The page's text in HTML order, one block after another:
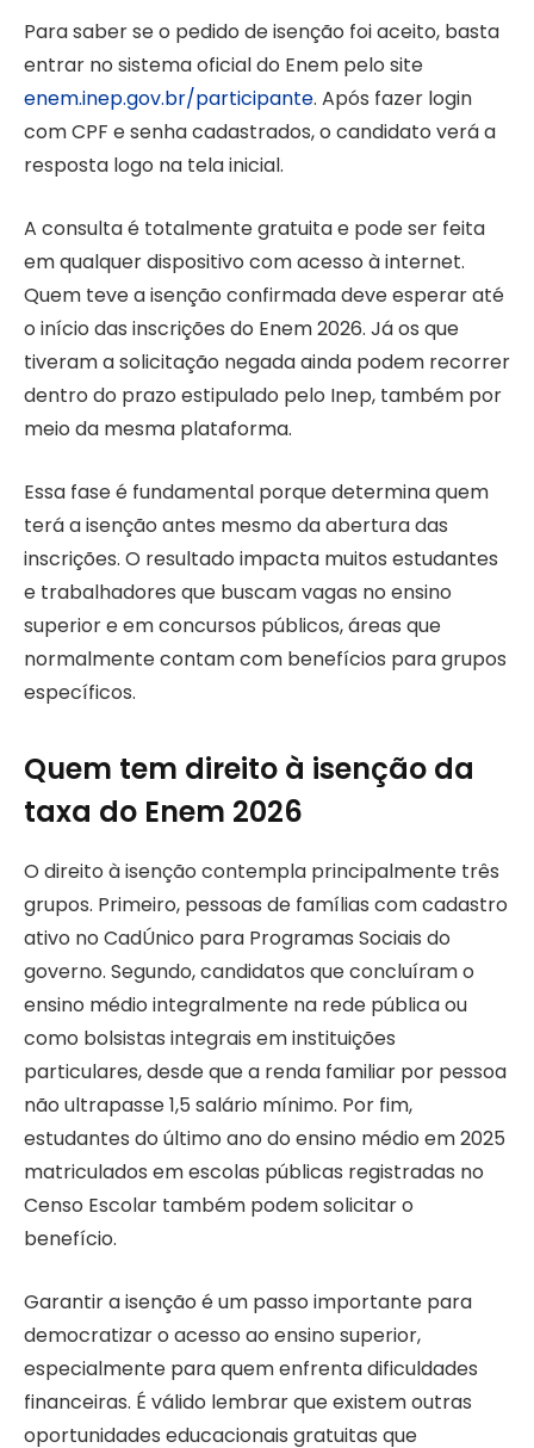
Para saber se o pedido de isenção foi aceito, basta
entrar no sistema oficial do Enem pelo site
enem.inep.gov.br/participante. Após fazer login
com CPF e senha cadastrados, o candidato verá a
resposta logo na tela inicial.
A consulta é totalmente gratuita e pode ser feita
em qualquer dispositivo com acesso à internet.
Quem teve a isenção confirmada deve esperar até
o início das inscrições do Enem 2026. Já os que
tiveram a solicitação negada ainda podem recorrer
dentro do prazo estipulado pelo Inep, também por
meio da mesma plataforma.
Essa fase é fundamental porque determina quem
terá a isenção antes mesmo da abertura das
inscrições. O resultado impacta muitos estudantes
e trabalhadores que buscam vagas no ensino
superior e em concursos públicos, áreas que
normalmente contam com benefícios para grupos
específicos.
Quem tem direito à isenção da
taxa do Enem 2026
O direito à isenção contempla principalmente três
grupos. Primeiro, pessoas de famílias com cadastro
ativo no CadÚnico para Programas Sociais do
governo. Segundo, candidatos que concluíram o
ensino médio integralmente na rede pública ou
como bolsistas integrais em instituições
particulares, desde que a renda familiar por pessoa
não ultrapasse 1,5 salário mínimo. Por fim,
estudantes do último ano do ensino médio em 2025
matriculados em escolas públicas registradas no
Censo Escolar também podem solicitar o
benefício.
Garantir a isenção é um passo importante para
democratizar o acesso ao ensino superior,
especialmente para quem enfrenta dificuldades
financeiras. É válido lembrar que existem outras
oportunidades educacionais gratuitas que